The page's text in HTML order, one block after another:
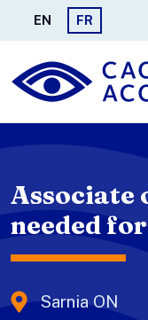
EN FR
Associate
needed
Sarnia ON